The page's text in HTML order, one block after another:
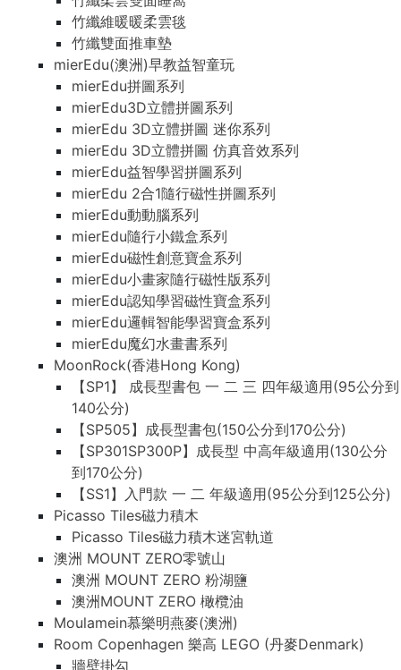
竹纖維暖暖柔雲毯
竹纖雙面推車墊
mierEdu(澳洲)早教益智童玩
mierEdu拼圖系列
mierEdu3D立體拼圖系列
mierEdu 3D立體拼圖 迷你系列
mierEdu 3D立體拼圖 仿真音效系列
mierEdu益智學習拼圖系列
mierEdu 2合1隨行磁性拼圖系列
mierEdu動動腦系列
mierEdu隨行小鐵盒系列
mierEdu磁性創意寶盒系列
mierEdu小畫家隨行磁性版系列
mierEdu認知學習磁性寶盒系列
mierEdu邏輯智能學習寶盒系列
mierEdu魔幻水畫書系列
MoonRock(香港Hong Kong)
【SP1】 成長型書包 一 二 三 四年級適用(95公分到
140公分)
【SP505】成長型書包(150公分到170公分)
【SP301SP300P】成長型 中高年級適用(130公分
到170公分)
【SS1】入門款 一 二 年級適用(95公分到125公分)
Picasso Tiles磁力積木
Picasso Tiles磁力積木迷宮軌道
澳洲 MOUNT ZERO零號山
澳洲 MOUNT ZERO 粉湖鹽
澳洲MOUNT ZERO 橄欖油
Moulamein慕樂明燕麥(澳洲)
Room Copenhagen 樂高 LEGO (丹麥Denmark)
牆壁掛勾